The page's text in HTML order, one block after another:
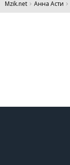
Mzik.net Анна Асти